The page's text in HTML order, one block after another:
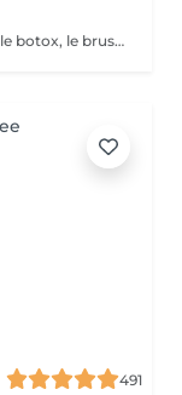
Le Forfait Botox Capillaire + Brushing inclus le botox, le brushing et le shampoing. Le prix pourra varier en fonction de la longueur des cheveux. Pour tout renseignement complémentaire, n'hésitez pas à nous appeler.
491